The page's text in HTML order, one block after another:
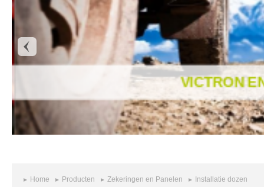
VICTRON
Home Producten Zekeringen en Panelen Installatie dozen